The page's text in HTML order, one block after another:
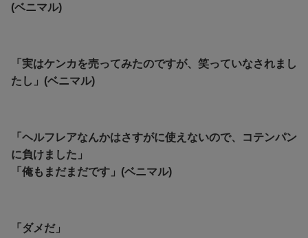
(ベニマル)
「実はケンカを売ってみたのですが、笑っていなされまし
たし」(ベニマル)
「ヘルフレアなんかはさすがに使えないので、コテンパン
に負けました」
「俺もまだまだです」(ベニマル)
「ダメだ」